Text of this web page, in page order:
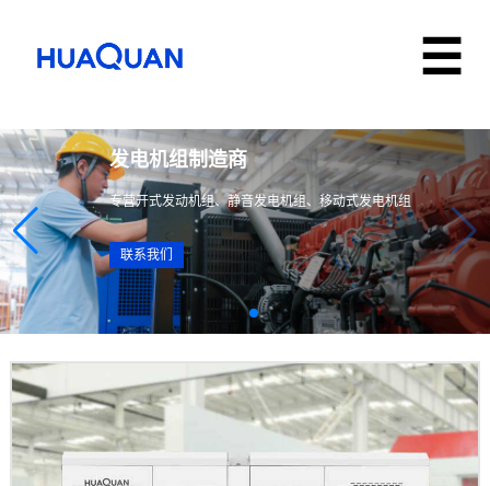
发电机组制造商
专营开式发动机组、静音发电机组、移动式发电机组
联系我们